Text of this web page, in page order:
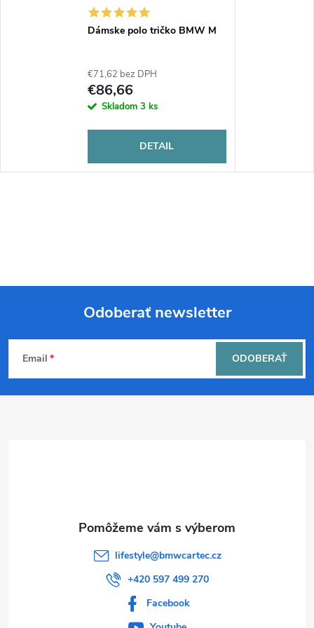
Dámske polo tričko BMW M
€71,62 bez DPH
€86,66
Skladom 3 ks
DETAIL
Z
á
Odoberať newsletter
Email ODOBERAŤ
lifestyle@bmwcartec.cz
+420 597 499 270
Facebook